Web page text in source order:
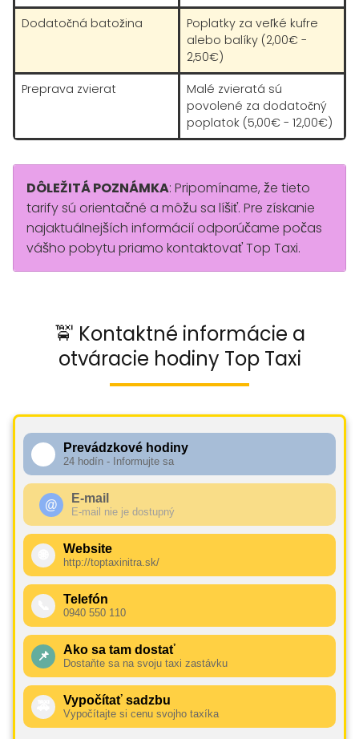
Dodatočná batožina
Poplatky za veľké kufre
alebo balíky (2,00€ -
2,50€)
Preprava zvierat
Malé zvieratá sú
povolené za dodatočný
poplatok (5,00€ - 12,00€)
DÔLEŽITÁ POZNÁMKA: Pripomíname, že tieto
tarify sú orientačné a môžu sa líšiť. Pre získanie
najaktuálnejších informácií odporúčame počas
vášho pobytu priamo kontaktovať Top Taxi.
🚖 Kontaktné informácie a
otváracie hodiny Top Taxi
Prevádzkové hodiny
24 hodín - Informujte sa
@ E-mail
E-mail nie je dostupný
Website
http://toptaxinitra.sk/
Telefón
0940 550 110
📌 Ako sa tam dostať
Dostaňte sa na svoju taxi zastávku
Vypočítať sadzbu
Vypočítajte si cenu svojho taxíka